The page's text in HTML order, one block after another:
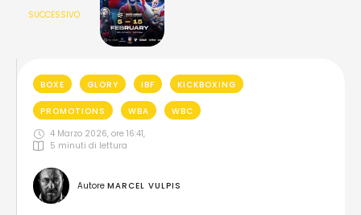
SUCCESSIVO
BOXE GLORY IBF KICKBOXING
PROMOTIONS WBA
WBC
4 Marzo 2026, ore 16:41,
5 minuti di lettura
Autore MARCEL VULPIS